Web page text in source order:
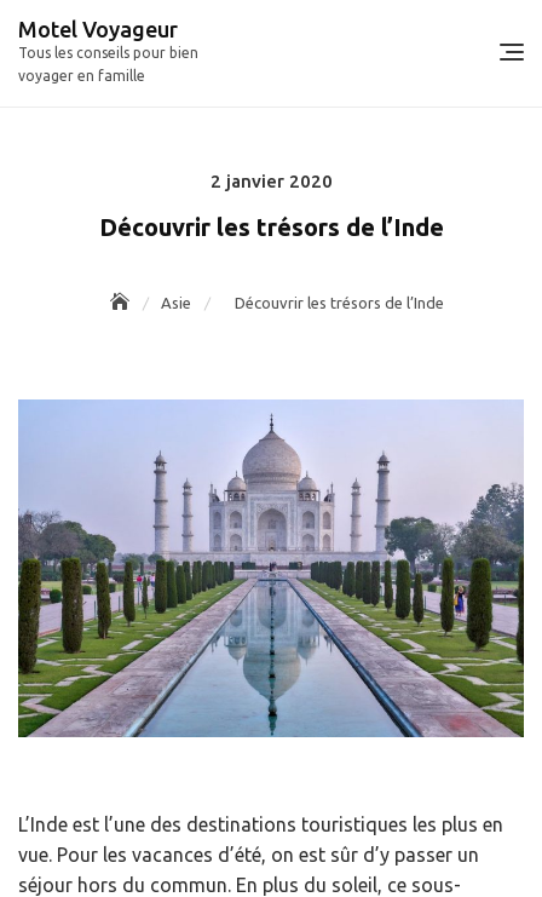
content
Motel Voyageur
Tous les conseils pour bien
voyager en famille
Posted
2 janvier 2020
Découvrir les trésors de l’Inde
Asie Découvrir les trésors de l’Inde
L’Inde est l’une des destinations touristiques les plus en
vue. Pour les vacances d’été, on est sûr d’y passer un
séjour hors du commun. En plus du soleil, ce sous-